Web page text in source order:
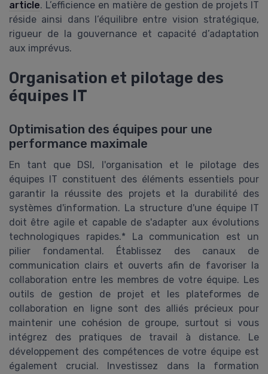
article. L’efficience en matière de gestion de projets IT
réside ainsi dans l’équilibre entre vision stratégique,
rigueur de la gouvernance et capacité d’adaptation
aux imprévus.
Organisation et pilotage des
équipes IT
Optimisation des équipes pour une
performance maximale
En tant que DSI, l'organisation et le pilotage des
équipes IT constituent des éléments essentiels pour
garantir la réussite des projets et la durabilité des
systèmes d'information. La structure d'une équipe IT
doit être agile et capable de s'adapter aux évolutions
technologiques rapides.* La communication est un
pilier fondamental. Établissez des canaux de
communication clairs et ouverts afin de favoriser la
collaboration entre les membres de votre équipe. Les
outils de gestion de projet et les plateformes de
collaboration en ligne sont des alliés précieux pour
maintenir une cohésion de groupe, surtout si vous
intégrez des pratiques de travail à distance. Le
développement des compétences de votre équipe est
également crucial. Investissez dans la formation